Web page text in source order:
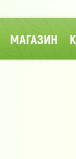
МАГАЗИН